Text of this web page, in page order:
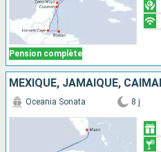
Pension complète
Oceania Sonata 8 j